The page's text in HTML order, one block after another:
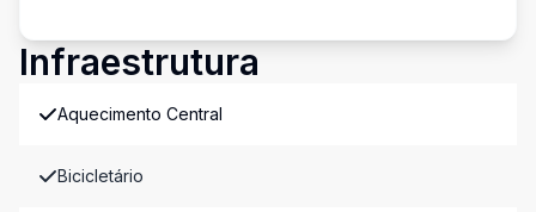
Infraestrutura
Aquecimento Central
Bicicletário